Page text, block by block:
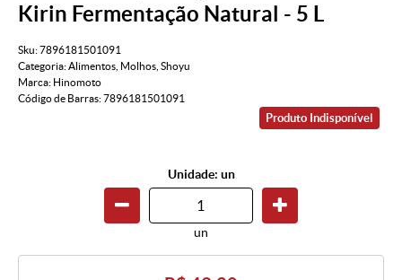
Kirin Fermentação Natural - 5 L
Sku:7896181501091
Categoria:Alimentos Molhos Shoyu
Marca: Hinomoto
Código de Barras:7896181501091
Produto Indisponível
Unidade: un
un